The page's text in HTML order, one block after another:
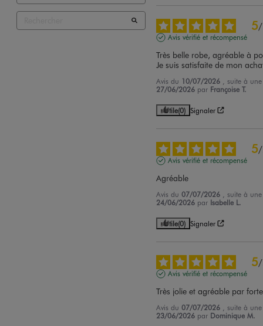
5/
Avis vérifié et récompensé
Très belle robe, agréable à
Je suis satisfaite de mon
Avis du 10/07/2026
, suite à
27/06/2026 par Françoise T.
Utile(0) Signaler
5/
Avis vérifié et récompensé
Agréable
Avis du07/07/2026
, suite à
24/06/2026 par Isabelle L.
Utile(0) Signaler
5/
Avis vérifié et récompensé
Très jolie et agréable par
Avis du07/07/2026
, suite à
23/06/2026 par Dominique M.